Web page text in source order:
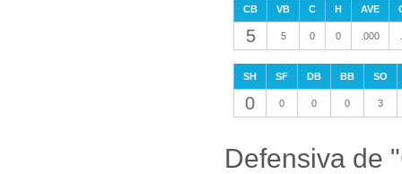
CB VB C H AVE
5 5 0 0 .000
SH SF DB BB SO
0 0 0 0 3
Defensiva de